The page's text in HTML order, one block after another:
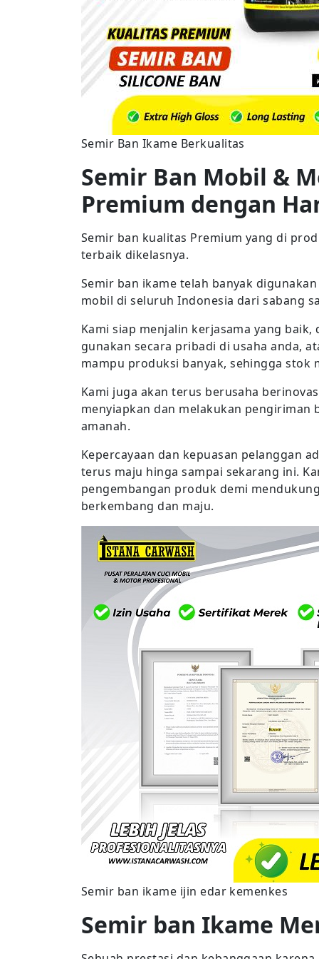
Semir Ban Ikame Berkualitas
Semir Ban Mobil &
Premium dengan
Semir ban kualitas Premium yang di
terbaik dikelasnya.
Semir ban ikame telah banyak
mobil di seluruh Indonesia dari sabang
Kami siap menjalin kerjasama yang
gunakan secara pribadi di usaha anda,
mampu produksi banyak, sehingga stok
Kami juga akan terus berusaha
menyiapkan dan melakukan pengiriman
amanah.
Kepercayaan dan kepuasan pelanggan
terus maju hinga sampai sekarang ini.
pengembangan produk demi
berkembang dan maju.
Semir ban ikame ijin edar kemenkes
Semir ban Ikame